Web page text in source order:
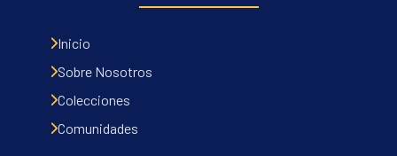
Inicio
Sobre Nosotros
Colecciones
Comunidades